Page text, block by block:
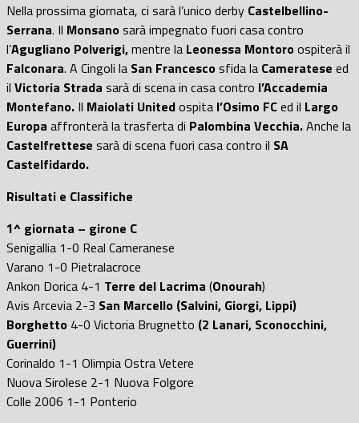
Nella prossima giornata, ci sarà l’unico derby Castelbellino-
Serrana. Il Monsanosarà impegnato fuori casa contro
l’Agugliano Polverigi,mentre la Leonessa Montoroospiterà il
Falconara. A Cingoli la San Francescosfida la Cameratese ed
il Victoria Strada sarà di scena in casa contro l’Accademia
Montefano. Il Maiolati Unitedospita l’Osimo FCed il Largo
Europa affronterà la trasferta di Palombina Vecchia.Anche la
Castelfrettese sarà di scena fuori casa contro il SA
Castelfidardo.
Risultati e Classifiche
1^ giornata – girone C
Senigallia 1-0 Real Cameranese
Varano 1-0 Pietralacroce
Ankon Dorica 4-1 Terre del Lacrima (Onourah)
Avis Arcevia 2-3 San Marcello (Salvini, Giorgi, Lippi)
Borghetto 4-0 Victoria Brugnetto (2 Lanari, Sconocchini,
Guerrini)
Corinaldo 1-1 Olimpia Ostra Vetere
Nuova Sirolese 2-1 Nuova Folgore
Colle 2006 1-1 Ponterio